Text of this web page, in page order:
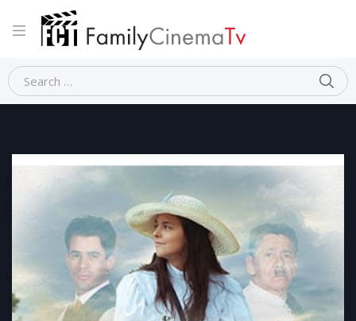
Home LAURA, UNA VITA STRAORDINARIA